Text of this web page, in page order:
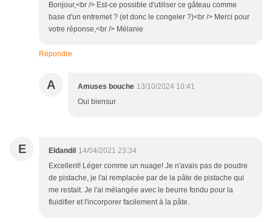
Bonjour,<br /> Est-ce possible d'utiliser ce gâteau comme
base d'un entremet ? (et donc le congeler ?)<br /> Merci pour
votre réponse,<br /> Mélanie
Répondre
A Amuses bouche 13/10/2024 10:41
Oui biensur
E Eldandil 14/04/2021 23:34
Excellent! Léger comme un nuage! Je n'avais pas de poudre
de pistache, je l'ai remplacée par de la pâte de pistache qui
me restait. Je l'ai mélangée avec le beurre fondu pour la
fluidifier et l'incorporer facilement à la pâte.